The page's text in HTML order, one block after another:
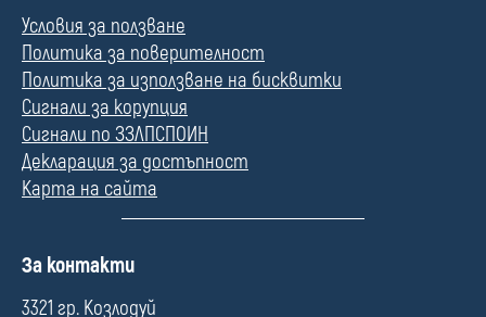
Условия за ползване
Политика за поверителност
Политика за използване на бисквитки
Сигнали за корупция
Сигнали по ЗЗЛПСПОИН
Декларация за достъпност
Карта на сайта
П
л
За контакти
3321 гр. Козлодуй